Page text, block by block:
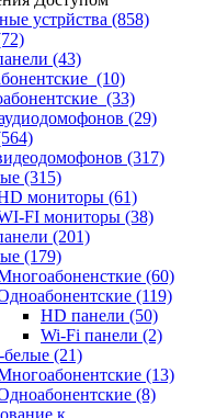
устрйства (858)
(43)
(10)
(33)
(29)
(317)
(315)
мониторы (61)
FI мониторы (38)
(201)
(179)
(60)
(119)
HD панели (50)
Wi-Fi панели (2)
белые (21)
(13)
(8)
к